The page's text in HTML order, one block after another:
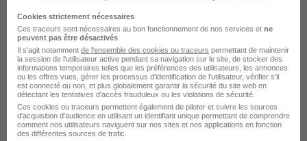
Cette offre n’est plus disponible depuis le 13/06/26
Porteur H/F
Randstad
Cookies strictement nécessaires
Ces traceurs sont nécessaires au bon fonctionnement de nos services et ne
peuvent pas être désactivés
Il s'agit notamment de l'ensemble des cookies ou traceurs permettant de maintenir
la session de l'utilisateur active pendant sa navigation sur le site, de stocker des
informations temporaires telles que les préférences des utilisateurs, les annonces
ou les offres vues, gérer les processus d'identification de l'utilisateur, vérifier s'il
est connecté ou non, et plus globalement garantir la sécurité du site web en
détectant les tentatives d'accès frauduleux ou les violations de sécurité.
Ces cookies ou traceurs permettent également de piloter et suivre les sources
d'acquisition d'audience en utilisant un identifiant unique permettant de comprendre
comment nos utilisateurs naviguent sur nos sites et nos applications en fonction
des différentes sources de trafic.